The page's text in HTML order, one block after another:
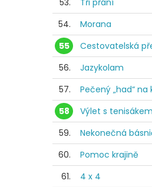
54.
Morana
55
Cestovatelská
56.
Jazykolam
57.
Pečený „had“ na
58
Výlet s tenisákem
59.
Nekonečná
60.
Pomoc krajině
61.
4 x 4